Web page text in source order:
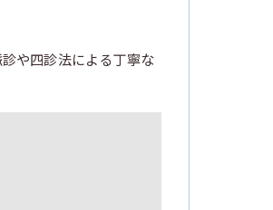
や四診法による丁寧な